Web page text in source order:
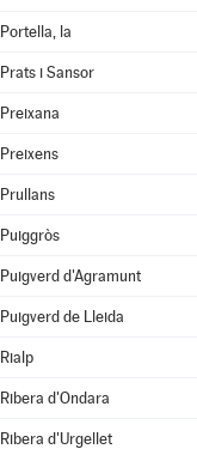
Portella, la
Prats i Sansor
Preixana
Preixens
Prullans
Puiggròs
Puigverd d'Agramunt
Puigverd de Lleida
Rialp
Ribera d'Ondara
Ribera d'Urgellet